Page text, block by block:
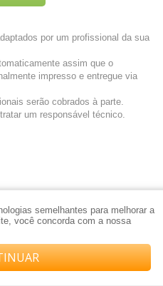
semelhantes para melhorar a
você concorda com a nossa
por um profissional da sua
assim que o
impresso e entregue via
serão cobrados à parte.
um responsável técnico.
arquiteto no WhatsApp